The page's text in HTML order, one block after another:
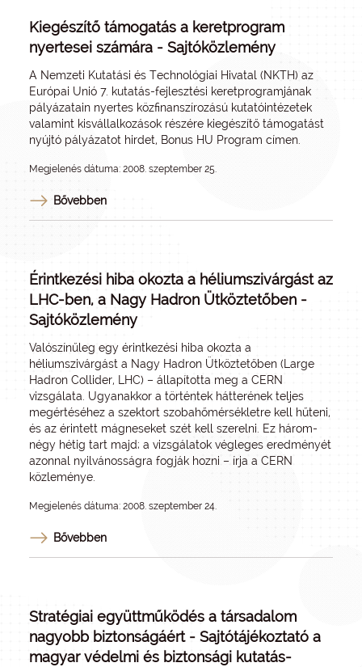
Kiegészítő támogatás a keretprogram
nyertesei számára - Sajtóközlemény
A Nemzeti Kutatási és Technológiai Hivatal (NKTH) az
Európai Unió 7. kutatás-fejlesztési keretprogramjának
pályázatain nyertes közfinanszírozású kutatóintézetek
valamint kisvállalkozások részére kiegészítő támogatást
nyújtó pályázatot hirdet, Bonus HU Program címen.
Megjelenés dátuma: 2008. szeptember 25.
Bővebben
Érintkezési hiba okozta a héliumszivárgást az
LHC-ben, a Nagy Hadron Ütköztetőben -
Sajtóközlemény
Valószínűleg egy érintkezési hiba okozta a
héliumszivárgást a Nagy Hadron Ütköztetőben (Large
Hadron Collider, LHC) – állapította meg a CERN
vizsgálata. Ugyanakkor a történtek hátterének teljes
megértéséhez a szektort szobahőmérsékletre kell hűteni,
és az érintett mágneseket szét kell szerelni. Ez három-
négy hétig tart majd; a vizsgálatok végleges eredményét
azonnal nyilvánosságra fogják hozni – írja a CERN
közleménye.
Megjelenés dátuma: 2008. szeptember 24.
Bővebben
Stratégiai együttműködés a társadalom
nagyobb biztonságáért - Sajtótájékoztató a
magyar védelmi és biztonsági kutatás-